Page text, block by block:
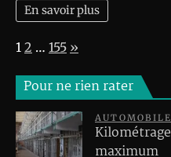
En savoir plus
Page:
1 2 … 155 Next
»
Pour ne rien rater
AUTOMOBILE
Kilométrage
maximum